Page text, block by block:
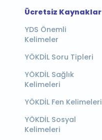
Ücretsiz Kaynaklar
YDS Önemli
Kelimeler
YÖKDİL Soru Tipleri
YÖKDİL Sağlık
Kelimeleri
YÖKDİL Fen Kelimeleri
YÖKDİL Sosyal
Kelimeleri